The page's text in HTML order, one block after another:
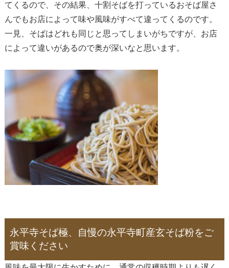
てくるので、その結果、十割そばを打っているおそば屋さ
んでもお店によって味や風味がすべて違ってくるのです。
一見、そばはどれも同じと思ってしまいがちですが、お店
によって違いがあるので奥が深いなと思います。
永平寺そば極、自慢の永平寺町産玄そば粉をご
賞味ください